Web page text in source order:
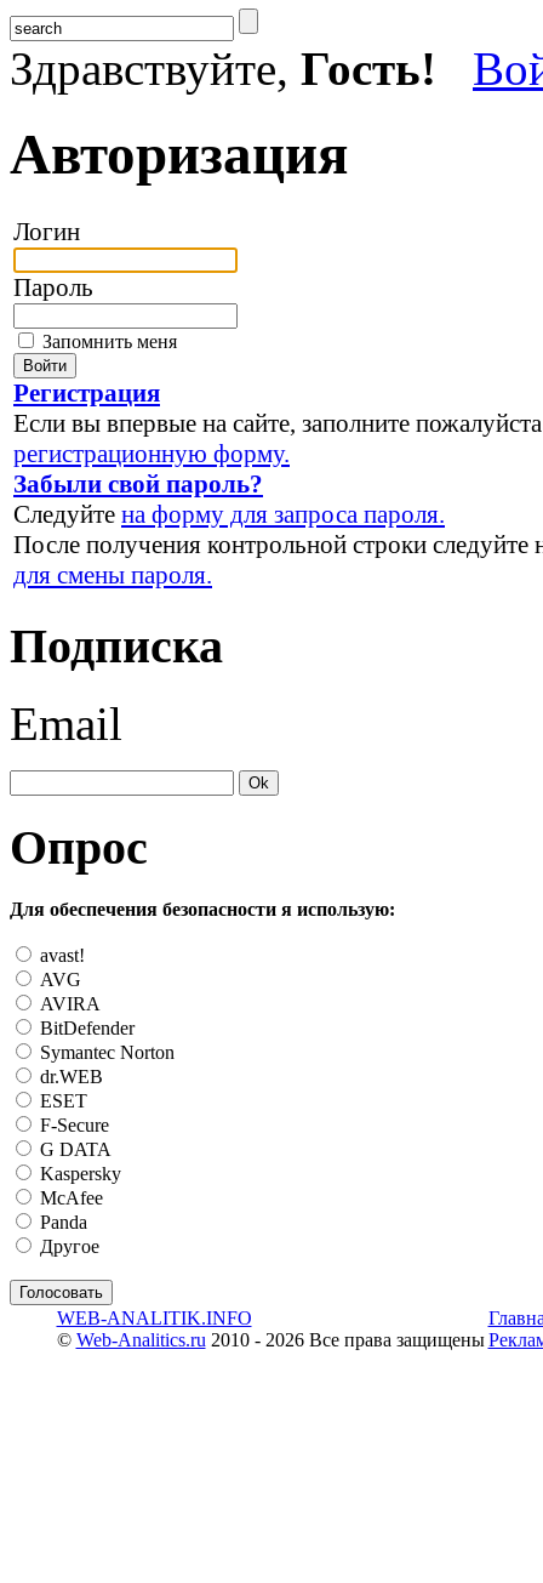
Здравствуйте, Гость!
Авторизация
Логин
Пароль
Запомнить меня
Регистрация
Если вы впервые на сайте, заполните пожалуйста
регистрационную форму.
Забыли свой пароль?
Следуйте на форму для запроса пароля.
После получения контрольной строки следуйте
для смены пароля.
Подписка
Email
Опрос
Для обеспечения безопасности я использую:
avast!
AVG
AVIRA
BitDefender
Symantec Norton
dr.WEB
ESET
F-Secure
G DATA
Kaspersky
McAfee
Panda
Другое
WEB-ANALITIK.INFO
© Web-Analitics.ru 2010 - 2026 Все права защищены